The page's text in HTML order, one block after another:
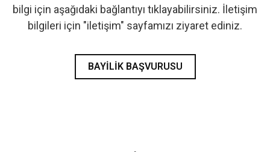
bilgi için aşağıdaki bağlantıyı tıklayabilirsiniz. İletişim
bilgileri için "iletişim" sayfamızı ziyaret ediniz.
BAYILIK BAŞVURUSU